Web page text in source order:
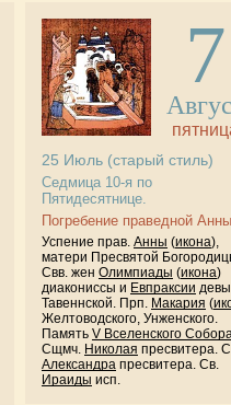
7
25 Июль (старый стиль)
Седмица 10-я по
Пятидесятнице.
Погребение праведной
Успение прав. Анны (икона),
матери Пресвятой
Свв. жен Олимпиады (икона)
диакониссы и Евпраксии
Тавеннской. Прп. Макария (
Желтоводского, Унженского.
Память V Вселенского
Сщмч. Николая пресвитера.
Александра пресвитера. Св.
Ираиды исп.